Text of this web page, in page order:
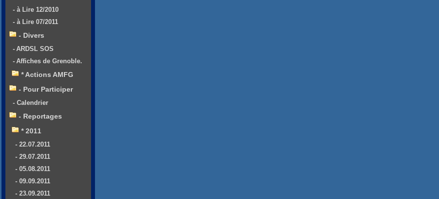
- à Lire 12/2010
- à Lire 07/2011
- Divers
- ARDSL SOS
- Affiches de Grenoble.
* Actions AMFG
- Pour Participer
- Calendrier
- Reportages
* 2011
- 22.07.2011
- 29.07.2011
- 05.08.2011
- 09.09.2011
- 23.09.2011